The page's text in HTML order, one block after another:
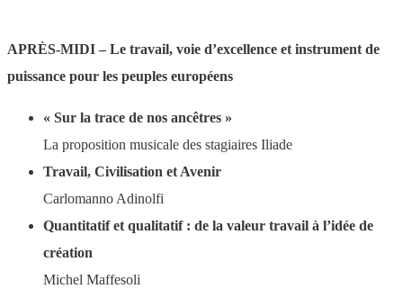
APRÈS-MIDI – Le travail, voie d’excellence et instrument de
puissance pour les peuples européens
« Sur la trace de nos ancêtres »
La proposition musicale des stagiaires Iliade
Travail, Civilisation et Avenir
Carlomanno Adinolfi
Quantitatif et qualitatif : de la valeur travail à l’idée de
création
Michel Maffesoli